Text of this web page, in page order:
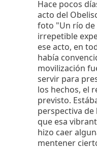
Hace pocos
acto del
foto "Un río de
irrepetible
ese acto, en
había
movilización
servir para
los hechos, el
previsto.
perspectiva de
que esa
hizo caer
mentener